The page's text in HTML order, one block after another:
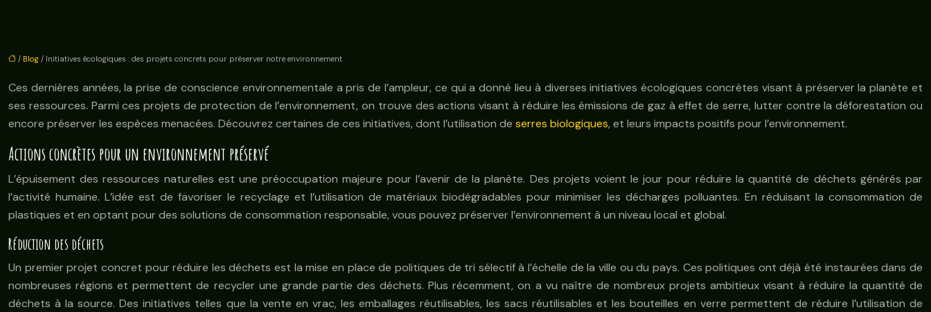
/ Blog / Initiatives écologiques : des projets concrets pour préserver notre environnement
Ces dernières années, la prise de conscience environnementale a pris de l’ampleur, ce qui a donné lieu à diverses initiatives écologiques concrètes visant à préserver la planète et
ses ressources. Parmi ces projets de protection de l’environnement, on trouve des actions visant à réduire les émissions de gaz à effet de serre, lutter contre la déforestation ou
encore préserver les espèces menacées. Découvrez certaines de ces initiatives, dont l’utilisation de serres biologiques, et leurs impacts positifs pour l’environnement.
Actions concrètes pour un environnement préservé
L’épuisement des ressources naturelles est une préoccupation majeure pour l’avenir de la planète. Des projets voient le jour pour réduire la quantité de déchets générés par
l’activité humaine. L’idée est de favoriser le recyclage et l’utilisation de matériaux biodégradables pour minimiser les décharges polluantes. En réduisant la consommation de
plastiques et en optant pour des solutions de consommation responsable, vous pouvez préserver l’environnement à un niveau local et global.
Réduction des déchets
Un premier projet concret pour réduire les déchets est la mise en place de politiques de tri sélectif à l’échelle de la ville ou du pays. Ces politiques ont déjà été instaurées dans de
nombreuses régions et permettent de recycler une grande partie des déchets. Plus récemment, on a vu naître de nombreux projets ambitieux visant à réduire la quantité de
déchets à la source. Des initiatives telles que la vente en vrac, les emballages réutilisables, les sacs réutilisables et les bouteilles en verre permettent de réduire l’utilisation de